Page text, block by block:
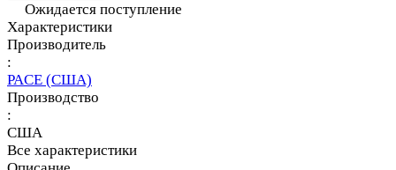
Ожидается поступление
Характеристики
Производитель
:
PACE (США)
Производство
:
США
Все характеристики